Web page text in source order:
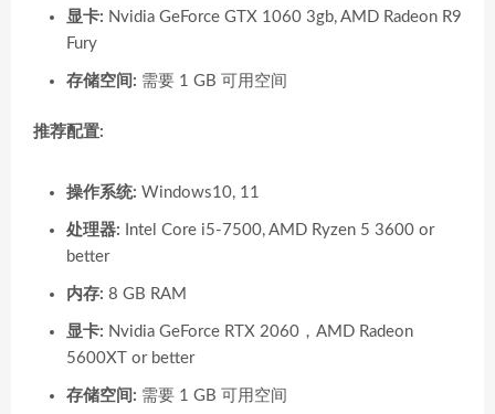
显卡: Nvidia GeForce GTX 1060 3gb, AMD Radeon R9
Fury
存储空间: 需要 1 GB 可用空间
推荐配置:
操作系统: Windows10, 11
处理器: Intel Core i5-7500, AMD Ryzen 5 3600 or
better
内存: 8 GB RAM
显卡: Nvidia GeForce RTX 2060，AMD Radeon
5600XT or better
存储空间: 需要 1 GB 可用空间